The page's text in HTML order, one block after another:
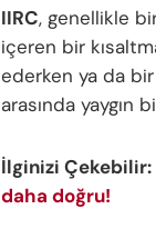
IIRC, genellikle
içeren bir
ederken ya da bir
arasında yaygın
İlginizi Çekebilir:
daha doğru!